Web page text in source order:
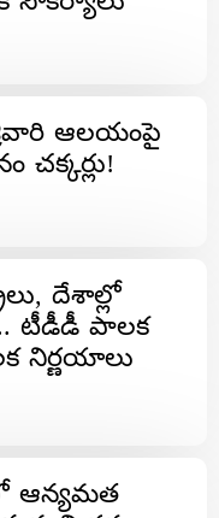
ఆలయంపై
చక్కర్లు!
దేశాల్లో
టీడీడీ పాలక
నిర్ణయాలు
ఆన్యమత